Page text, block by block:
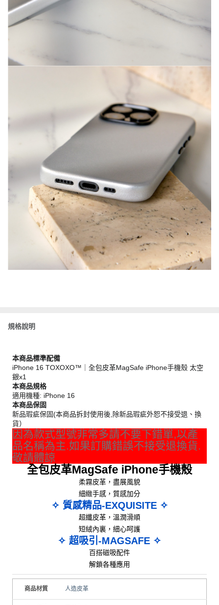
規格說明
本商品標準配備
iPhone 16 TOXOXO™｜全包皮革MagSafe iPhone手機殼 太空
銀x1
本商品規格
適用機種: iPhone 16
本商品保固
新品瑕疵保固(本商品拆封使用後,除新品瑕疵外恕不接受退、換
貨）
因為款式型號非常多請不要下錯單,以產
品名稱為主.如果訂購錯誤不接受退換貨.
敬請體諒
全包皮革MagSafe iPhone手機殼
柔霧皮革，盡展風貌
細緻手感，質感加分
✧ 質感精品-EXQUISITE ✧
超纖皮革，溫潤滑順
短絨內裏，細心呵護
✧ 超吸引-MAGSAFE ✧
百搭磁吸配件
解鎖各種應用
商品材質 人造皮革